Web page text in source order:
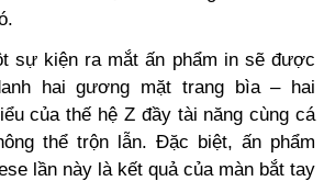
sự kiện ra mắt ấn phẩm in sẽ được
hai gương mặt trang bìa – hai
của thế hệ Z đầy tài năng cùng cá
thể trộn lẫn. Đặc biệt, ấn phẩm
lần này là kết quả của màn bắt tay